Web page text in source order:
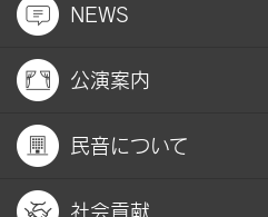
NEWS
公演案内
民音について
社会貢献